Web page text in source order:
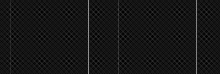
CLICK ME
CLICK ME